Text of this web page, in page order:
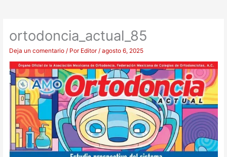
ortodoncia_actual_85
Deja un comentario / Por Editor/agosto 6, 2025